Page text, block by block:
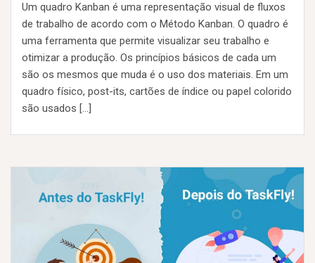
Um quadro Kanban é uma representação visual de fluxos
de trabalho de acordo com o Método Kanban. O quadro é
uma ferramenta que permite visualizar seu trabalho e
otimizar a produção. Os princípios básicos de cada um
são os mesmos que muda é o uso dos materiais. Em um
quadro físico, post-its, cartões de índice ou papel colorido
são usados […]